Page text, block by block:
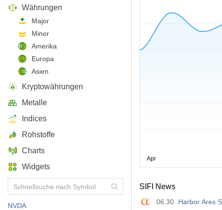
Währungen
Major
Minor
Amerika
Europa
Asien
Kryptowährungen
Metalle
Indices
Rohstoffe
Charts
Widgets
NVDA
SIFI News
06.30
Harbor Ares